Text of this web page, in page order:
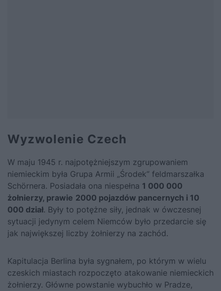
Wyzwolenie Czech
W maju 1945 r. najpotężniejszym zgrupowaniem
niemieckim była Grupa Armii „Środek” feldmarszałka
Schörnera. Posiadała ona niespełna 1 000 000
żołnierzy, prawie 2000 pojazdów pancernych i 10
000 dział. Były to potężne siły, jednak w ówczesnej
sytuacji jedynym celem Niemców było przedarcie się
jak największej liczby żołnierzy na zachód.
Kapitulacja Berlina była sygnałem, po którym w wielu
czeskich miastach rozpoczęto atakowanie niemieckich
żołnierzy. Główne powstanie wybuchło w Pradze,